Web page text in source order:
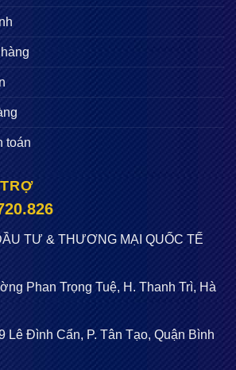
toán
TƯ & THƯƠNG MẠI QUỐC TẾ
Phan Trọng Tuệ, H. Thanh Trì, Hà
Lê Đình Cẩn, P. Tân Tạo, Quận Bình